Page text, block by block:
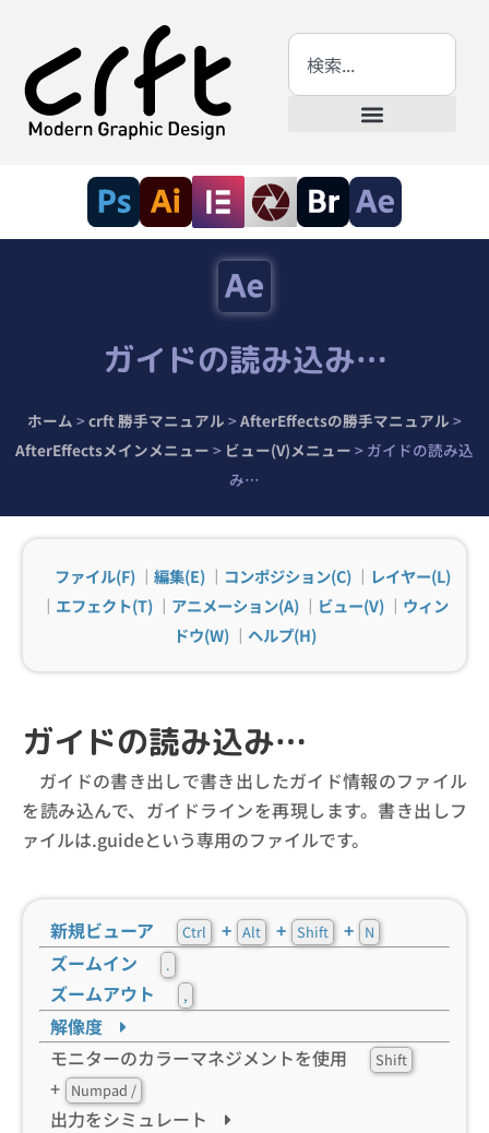
ガイドの読み込み…
ホーム > crft 勝手マニュアル > AfterEffectsの勝手マニュアル >
AfterEffectsメインメニュー > ビュー(V)メニュー > ガイドの読み込
み…
ファイル(F)｜ 編集(E)｜ コンポジション(C)｜ レイヤー(L)
｜ エフェクト(T) ｜ アニメーション(A) ｜ ビュー(V) ｜ ウィン
ドウ(W)｜ ヘルプ(H)
新規ビューア Ctrl + Alt + Shift + N
ズームイン .
ズームアウト ,
解像度
モニターのカラーマネジメントを使用
Shift
+ Numpad /
出力をシミュレート
ガイドの読み込み…
ガイドの書き出しで書き出したガイド情報のファイル
を読み込んで、ガイドラインを再現します。書き出しフ
ァイルは.guideという専用のファイルです。